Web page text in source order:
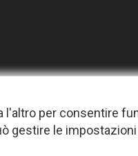
i diritti riservati |Privacy-
l'altro per consentire
gestire le